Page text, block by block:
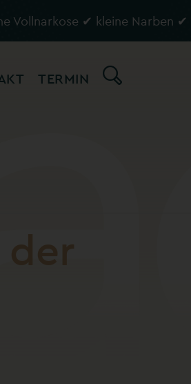
Vollnarkose ✔ kleine Narben ✔
TERMIN
der